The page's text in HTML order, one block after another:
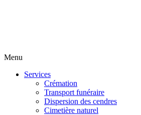
Menu
Services
Crémation
Transport funéraire
Dispersion des cendres
Cimetière naturel